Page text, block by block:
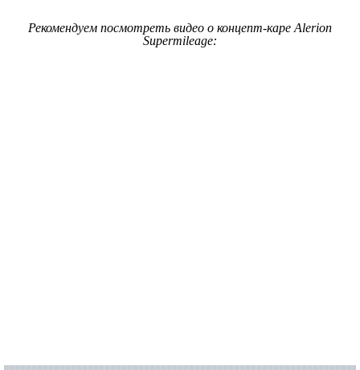
Рекомендуем посмотреть видео о концепт-каре Alerion
Supermileage: